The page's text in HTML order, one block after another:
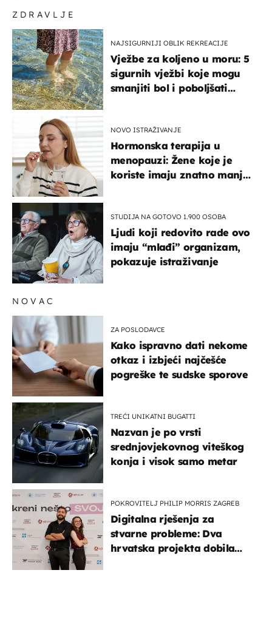
ZDRAVLJE
NAJSIGURNIJI OBLIK REKREACIJE
Vježbe za koljeno u moru: 5
sigurnih vježbi koje mogu
smanjiti bol i poboljšati
NOVO ISTRAŽIVANJE
Hormonska terapija u
menopauzi: Žene koje je
koriste imaju znatno manji
STUDIJA NA GOTOVO 1.900 OSOBA
Ljudi koji redovito rade ovo
imaju “mlađi” organizam,
pokazuje istraživanje
NOVAC
ZA POSLODAVCE
Kako ispravno dati nekome
otkaz i izbjeći najčešće
pogreške te sudske sporove
TREĆI UNIKATNI BUGATTI
Nazvan je po vrsti
srednjovjekovnog viteškog
konja i visok samo metar
POKROVITELJ PHILIP MORRIS ZAGREB
Digitalna rješenja za
stvarne probleme: Dva
hrvatska projekta dobila